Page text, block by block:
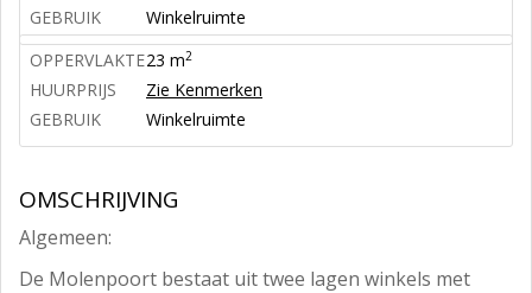
GEBRUIK
Winkelruimte
OPPERVLAKTE23 m2
HUURPRIJS
Zie Kenmerken
GEBRUIK
Winkelruimte
OMSCHRIJVING
Algemeen:
De Molenpoort bestaat uit twee lagen winkels met